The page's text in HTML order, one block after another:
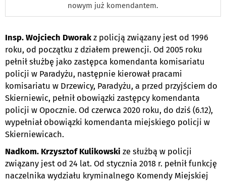
nowym już komendantem.
Insp. Wojciech Dworak z policją związany jest od 1996
roku, od początku z działem prewencji. Od 2005 roku
pełnił służbę jako zastępca komendanta komisariatu
policji w Paradyżu, następnie kierował pracami
komisariatu w Drzewicy, Paradyżu, a przed przyjściem do
Skierniewic, pełnił obowiązki zastępcy komendanta
policji w Opocznie. Od czerwca 2020 roku, do dziś (6.12),
wypełniał obowiązki komendanta miejskiego policji w
Skierniewicach.
Nadkom. Krzysztof Kulikowski ze służbą w policji
związany jest od 24 lat. Od stycznia 2018 r. pełnił funkcję
naczelnika wydziału kryminalnego Komendy Miejskiej